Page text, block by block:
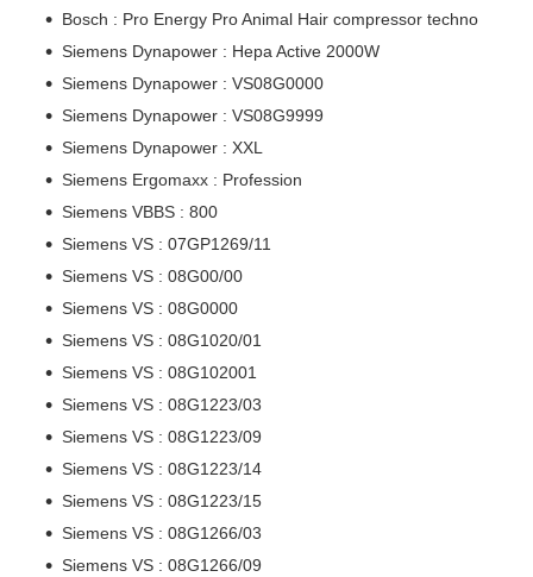
Bosch : Pro Energy Pro Animal Hair compressor techno
Siemens Dynapower : Hepa Active 2000W
Siemens Dynapower : VS08G0000
Siemens Dynapower : VS08G9999
Siemens Dynapower : XXL
Siemens Ergomaxx : Profession
Siemens VBBS : 800
Siemens VS : 07GP1269/11
Siemens VS : 08G00/00
Siemens VS : 08G0000
Siemens VS : 08G1020/01
Siemens VS : 08G102001
Siemens VS : 08G1223/03
Siemens VS : 08G1223/09
Siemens VS : 08G1223/14
Siemens VS : 08G1223/15
Siemens VS : 08G1266/03
Siemens VS : 08G1266/09